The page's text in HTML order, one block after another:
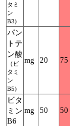
タミ
ン
B3）
パン
トテ
ン酸
（ビ
タミ
ン
B5）
mg 20 75
ビタ
ミン
B6
mg 50 50